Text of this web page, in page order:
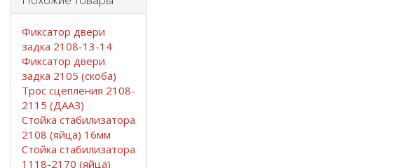
Фиксатор двери
задка 2108-13-14
Фиксатор двери
задка 2105 (скоба)
Трос сцепления 2108-
2115 (ДААЗ)
Стойка стабилизатора
2108 (яйца) 16мм
Стойка стабилизатора
1118-2170 (яйца)